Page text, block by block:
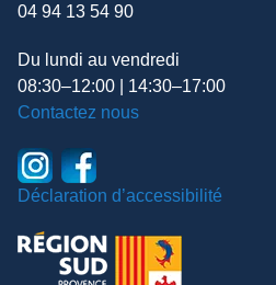
04 94 13 54 90
Du lundi au vendredi
08:30–12:00 | 14:30–17:00
Contactez nous
Déclaration d’accessibilité